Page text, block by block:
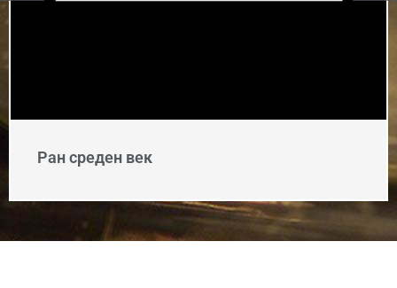
Ран среден век